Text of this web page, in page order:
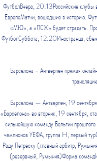
ФутболВчера, 20:13Российские клубы
ЕвропеМатчи, вошедшие в историю.
«МЮ», а «ПСЖ» будет страдать.
ФутболСуббота, 12:20Иностранца,
Барселона - Антверпен прямая
Барселона — Антверпен, 19
«Барселона» во вторник, 19 сентября,
сильнейшую команду Бельгии
чемпионов УЕФА, группа H, первый
Раду Петреску (главный арбитр,
(резервный, Румыния)Форма